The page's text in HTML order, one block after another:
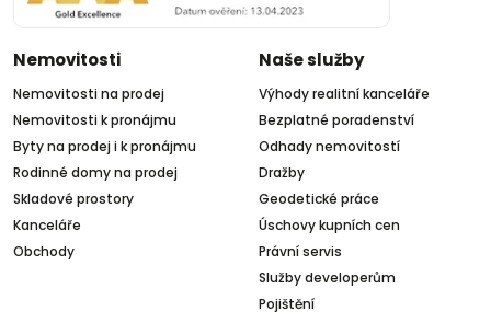
Nemovitosti
Nemovitosti na prodej
Nemovitosti k pronájmu
Byty na prodej i k pronájmu
Rodinné domy na prodej
Skladové prostory
Kanceláře
Obchody
Naše služby
Výhody realitní kanceláře
Bezplatné poradenství
Odhady nemovitostí
Dražby
Geodetické práce
Úschovy kupních cen
Právní servis
Služby developerům
Pojištění